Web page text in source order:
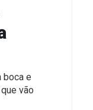
boca e
vão